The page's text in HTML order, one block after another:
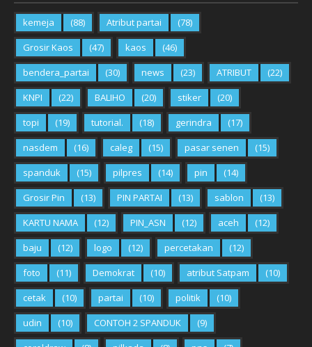
kemeja (88) Atribut partai
(78)
Grosir Kaos
(47) kaos
(46)
bendera_partai
(30) news (23) ATRIBUT
(22)
KNPI
(22) BALIHO (20) stiker
(20)
topi
(19) tutorial. (18) gerindra
(17)
nasdem
(16) caleg (15) pasar senen
(15)
spanduk
(15) pilpres (14) pin
(14)
Grosir Pin
(13) PIN PARTAI (13) sablon
(13)
KARTU NAMA
(12) PIN_ASN (12) aceh
(12)
baju
(12) logo (12) percetakan
(12)
foto
(11) Demokrat (10) atribut Satpam
(10)
cetak
(10) partai (10) politik
(10)
udin
(10) CONTOH 2 SPANDUK
(9)